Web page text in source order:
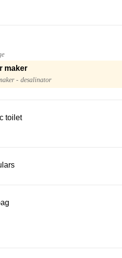
maker
- desalinator
toilet